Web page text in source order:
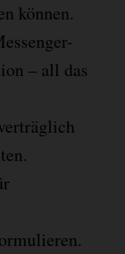
können.
– all das